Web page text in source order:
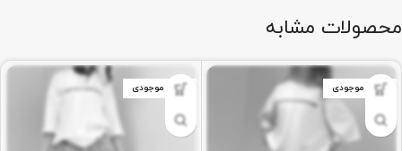
محصولات مشابه
اتمام موجودی اتمام موجودی